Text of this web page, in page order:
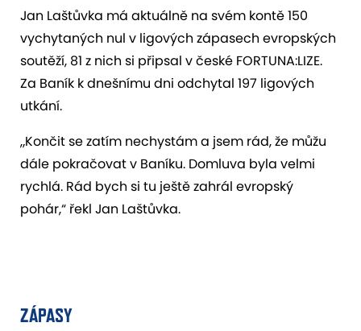
Jan Laštůvka má aktuálně na svém kontě 150
vychytaných nul v ligových zápasech evropských
soutěží, 81 z nich si připsal v české FORTUNA:LIZE.
Za Baník k dnešnímu dni odchytal 197 ligových
utkání.
„Končit se zatím nechystám a jsem rád, že můžu
dále pokračovat v Baníku. Domluva byla velmi
rychlá. Rád bych si tu ještě zahrál evropský
pohár,“ řekl Jan Laštůvka.
ZÁPASY